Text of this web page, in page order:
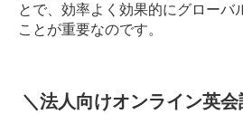
とで、効率よく効果的にグローバ
ことが重要なのです。
＼法人向けオンライン英